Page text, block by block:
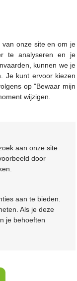
van onze site en om je
te analyseren en je
kunnen we je
Je kunt ervoor kiezen
op "Bewaar mijn
wijzigen.
aan onze site
door
aan te bieden.
Als je deze
je behoeften